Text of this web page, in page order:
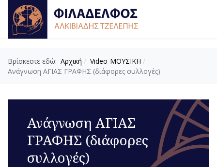
Βρίσκεστε εδώ: Αρχική
Video-ΜΟΥΣΙΚΗ
Ανάγνωση ΑΓΙΑΣ ΓΡΑΦΗΣ (διάφορες συλλογές)
Ανάγνωση ΑΓΙΑΣ
ΓΡΑΦΗΣ (διάφορες
συλλογές)